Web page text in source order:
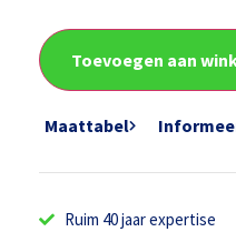
Toevoegen aan
Maattabel
Ruim 40 jaar expertise